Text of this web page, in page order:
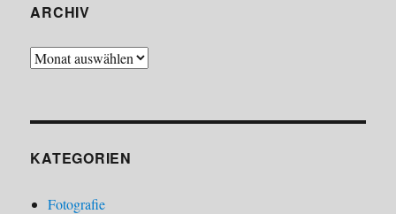
ARCHIV
Archiv
KATEGORIEN
Fotografie